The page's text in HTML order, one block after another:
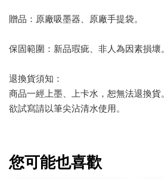
贈品：原廠吸墨器、原廠手提袋。
保固範圍：新品瑕疵、非人為因素損壞。
退換貨須知：
商品一經上墨、上卡水，恕無法退換貨。
欲試寫請以筆尖沾清水使用。
您可能也喜歡